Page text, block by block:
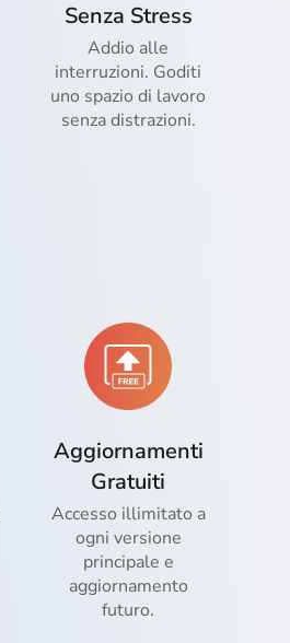
Senza Stress
Addio alle
interruzioni. Goditi
uno spazio di lavoro
senza distrazioni.
Aggiornamenti
Gratuiti
Accesso illimitato a
ogni versione
principale e
aggiornamento
futuro.